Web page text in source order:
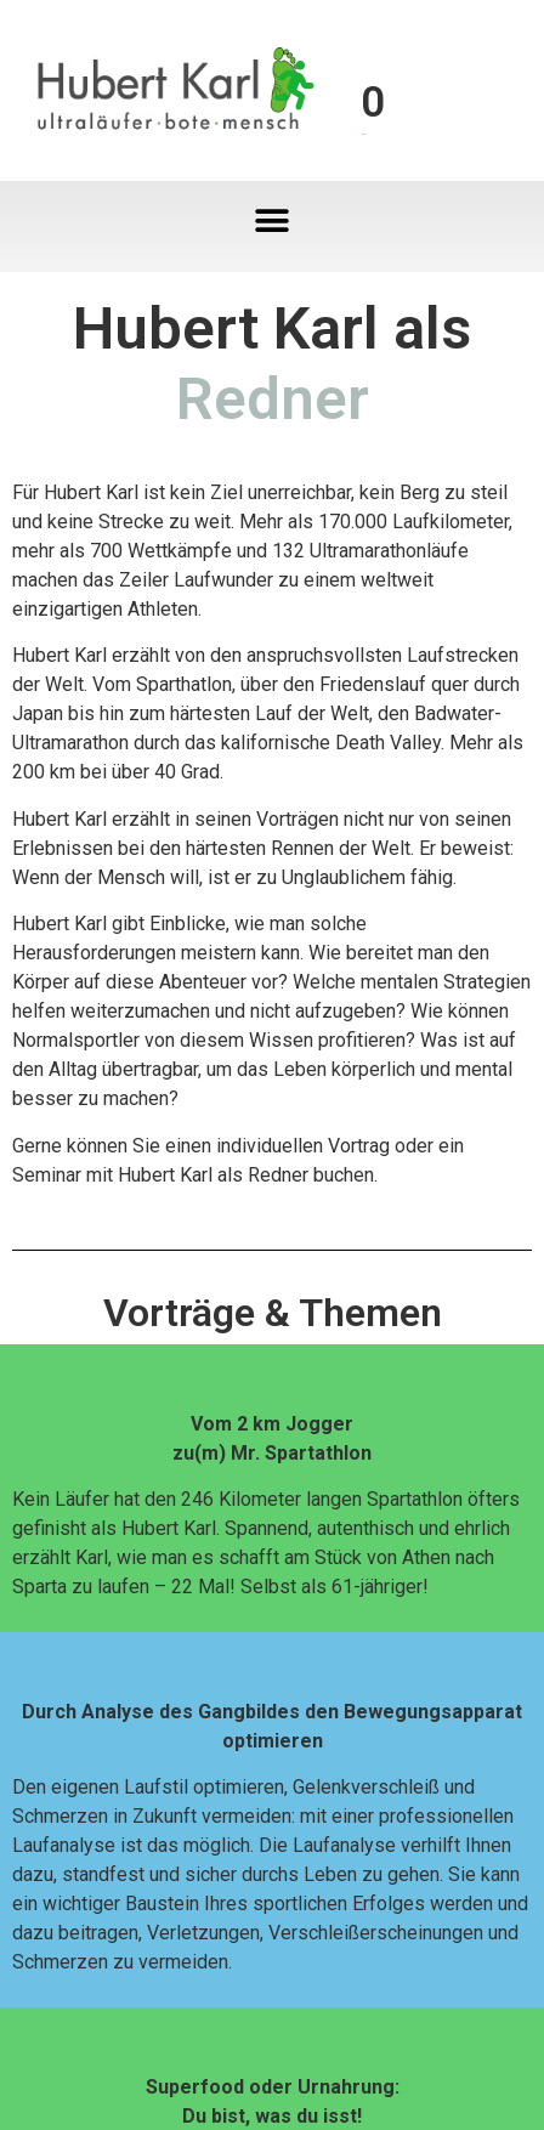
0
Hubert Karl als
Redner
Für Hubert Karl ist kein Ziel unerreichbar, kein Berg zu steil
und keine Strecke zu weit. Mehr als 170.000 Laufkilometer,
mehr als 700 Wettkämpfe und 132 Ultramarathonläufe
machen das Zeiler Laufwunder zu einem weltweit
einzigartigen Athleten.
Hubert Karl erzählt von den anspruchsvollsten Laufstrecken
der Welt. Vom Sparthatlon, über den Friedenslauf quer durch
Japan bis hin zum härtesten Lauf der Welt, den Badwater-
Ultramarathon durch das kalifornische Death Valley. Mehr als
200 km bei über 40 Grad.
Hubert Karl erzählt in seinen Vorträgen nicht nur von seinen
Erlebnissen bei den härtesten Rennen der Welt. Er beweist:
Wenn der Mensch will, ist er zu Unglaublichem fähig.
Hubert Karl gibt Einblicke, wie man solche
Herausforderungen meistern kann. Wie bereitet man den
Körper auf diese Abenteuer vor? Welche mentalen Strategien
helfen weiterzumachen und nicht aufzugeben? Wie können
Normalsportler von diesem Wissen profitieren? Was ist auf
den Alltag übertragbar, um das Leben körperlich und mental
besser zu machen?
Gerne können Sie einen individuellen Vortrag oder ein
Seminar mit Hubert Karl als Redner buchen.
Vorträge & Themen
Vom 2 km Jogger
zu(m) Mr. Spartathlon
Kein Läufer hat den 246 Kilometer langen Spartathlon öfters
gefinisht als Hubert Karl. Spannend, autenthisch und ehrlich
erzählt Karl, wie man es schafft am Stück von Athen nach
Sparta zu laufen – 22 Mal! Selbst als 61-jähriger!
Durch Analyse des Gangbildes den Bewegungsapparat
optimieren
Den eigenen Laufstil optimieren, Gelenkverschleiß und
Schmerzen in Zukunft vermeiden: mit einer professionellen
Laufanalyse ist das möglich. Die Laufanalyse verhilft Ihnen
dazu, standfest und sicher durchs Leben zu gehen. Sie kann
ein wichtiger Baustein Ihres sportlichen Erfolges werden und
dazu beitragen, Verletzungen, Verschleißerscheinungen und
Schmerzen zu vermeiden.
Superfood oder Urnahrung:
Du bist, was du isst!